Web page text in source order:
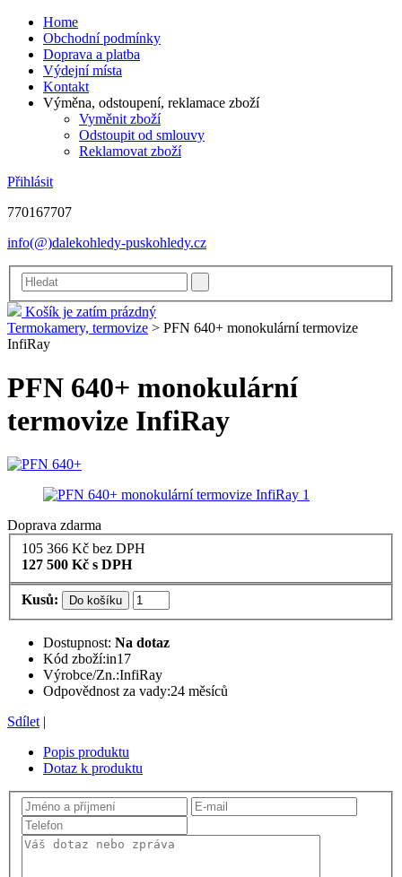
Home
Obchodní podmínky
Doprava a platba
Výdejní místa
Kontakt
Výměna, odstoupení, reklamace zboží
Vyměnit zboží
Odstoupit od smlouvy
Reklamovat zboží
Přihlásit
770167707
info(@)dalekohledy-puskohledy.cz
Košík je zatím prázdný
Termokamery, termovize > PFN 640+ monokulární termovize
InfiRay
PFN 640+ monokulární
termovize InfiRay
Doprava zdarma
105 366 Kč bez DPH
127 500 Kč s DPH
Kusů: Do košíku
Dostupnost: Na dotaz
Kód zboží:in17
Výrobce/Zn.:InfiRay
Odpovědnost za vady:24 měsíců
Sdílet |
Popis produktu
Dotaz k produktu